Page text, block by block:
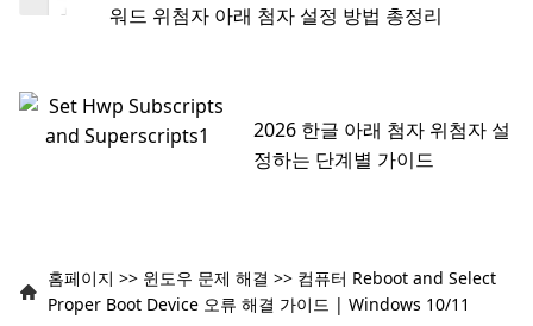
워드 위첨자 아래 첨자 설정 방법 총정리
2026 한글 아래 첨자 위첨자 설
정하는 단계별 가이드
홈페이지 >> 윈도우 문제 해결 >> 컴퓨터 Reboot and Select
Proper Boot Device 오류 해결 가이드 | Windows 10/11